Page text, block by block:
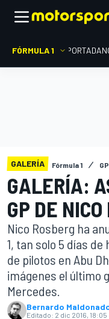
FÓRMULA 1 PORTADA
GALERÍA Fórmula 1
GALERÍA:
GP DE NICO
Nico Rosberg ha
1, tan solo 5 días
de pilotos en Abu
imágenes el último
Mercedes.
Bernardo
Editado: 2 dic 2016, 18:05